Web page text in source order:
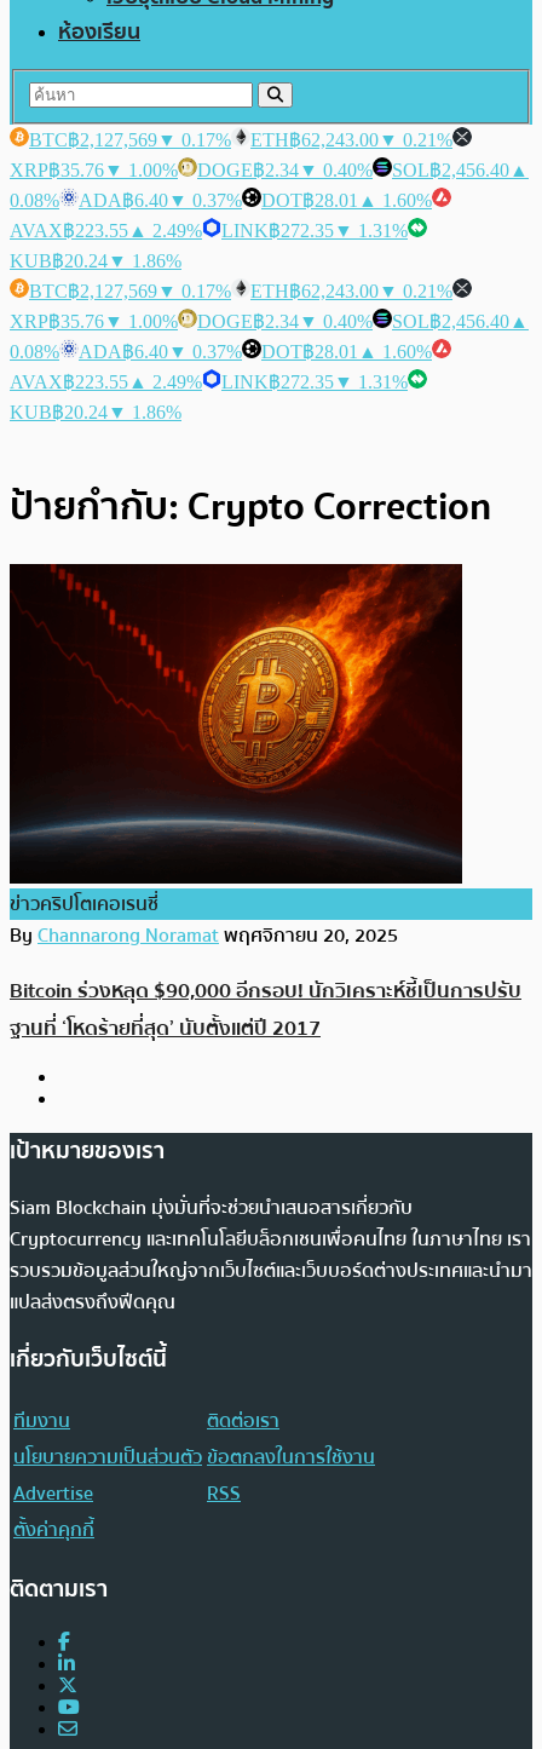
ห้องเรียน
BTC฿2,127,569▼ 0.17% ETH฿62,243.00▼ 0.21%
XRP฿35.76▼ 1.00% DOGE฿2.34▼ 0.40% SOL฿2,456.40 ▲
0.08%
ADA฿6.40▼ 0.37% DOT฿28.01 ▲ 1.60%
AVAX฿223.55 ▲ 2.49% LINK฿272.35▼ 1.31%
KUB฿20.24▼ 1.86%
BTC฿2,127,569▼ 0.17% ETH฿62,243.00▼ 0.21%
XRP฿35.76▼ 1.00% DOGE฿2.34▼ 0.40% SOL฿2,456.40 ▲
0.08%
ADA฿6.40▼ 0.37% DOT฿28.01 ▲ 1.60%
AVAX฿223.55 ▲ 2.49% LINK฿272.35▼ 1.31%
KUB฿20.24▼ 1.86%
ป้ายกำกับ: Crypto Correction
ข่าวคริปโตเคอเรนซี่
ByChannarong Noramatพฤศจิกายน 20, 2025
Bitcoin ร่วงหลุด $90,000 อีกรอบ! นักวิเคราะห์ชี้เป็นการปรับ
ฐานที่ ‘โหดร้ายที่สุด’ นับตั้งแต่ปี 2017
เป้าหมายของเรา
Siam Blockchain มุ่งมั่นที่จะช่วยนำเสนอสารเกี่ยวกับ
Cryptocurrency และเทคโนโลยีบล็อกเชนเพื่อคนไทย ในภาษาไทย เรา
รวบรวมข้อมูลส่วนใหญ่จากเว็บไซต์และเว็บบอร์ดต่างประเทศและนำมา
แปลส่งตรงถึงฟีดคุณ
เกี่ยวกับเว็บไซต์นี้
ทีมงาน
ติดต่อเรา
นโยบายความเป็นส่วนตัวข้อตกลงในการใช้งาน
Advertise
RSS
ตั้งค่าคุกกี้
ติดตามเรา